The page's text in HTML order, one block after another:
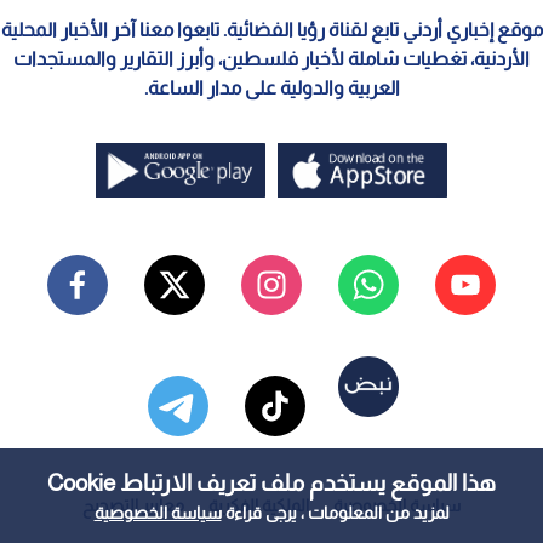
هذا الموقع يستخدم ملف تعريف الارتباط Cookie
لمزيد من المعلومات ، يرجى قراءةسياسة الخصوصية
موقع إخباري أردني تابع لقناة رؤيا الفضائية. تابعوا معنا آخر الأخبار المحلية
الأردنية، تغطيات شاملة لأخبار فلسطين، وأبرز التقارير والمستجدات
العربية والدولية على مدار الساعة.
سياسة الخصوصية الملكية الفكرية معايير التصحيح